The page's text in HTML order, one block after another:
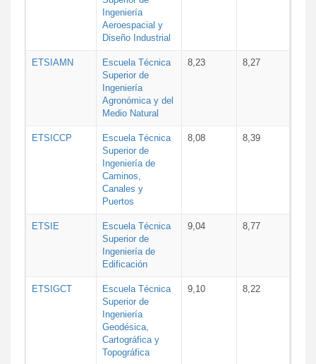
Ingeniería
Aeroespacial y
Diseño Industrial
ETSIAMN
Escuela Técnica
Superior de
Ingeniería
Agronómica y del
Medio Natural
8,23 8,27
ETSICCP
Escuela Técnica
Superior de
Ingeniería de
Caminos,
Canales y
Puertos
8,08 8,39
ETSIE
Escuela Técnica
Superior de
Ingeniería de
Edificación
9,04 8,77
ETSIGCT
Escuela Técnica
Superior de
Ingeniería
Geodésica,
Cartográfica y
Topográfica
9,10 8,22